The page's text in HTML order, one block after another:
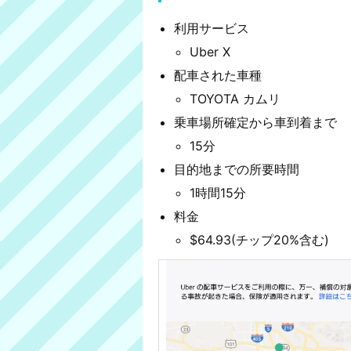
利用サービス
Uber X
配車された車種
TOYOTA カムリ
乗車場所確定から車到着まで
15分
目的地までの所要時間
1時間15分
料金
$64.93(チップ20%含む)